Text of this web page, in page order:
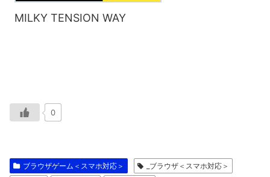
MILKY TENSION WAY
0
ブラウザゲーム＜スマホ対応＞
_ブラウザ＜スマホ対応＞